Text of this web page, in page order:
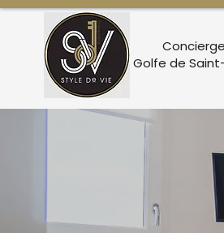
Golfe de